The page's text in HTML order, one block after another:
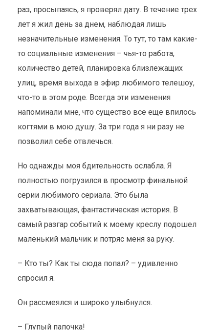
раз, просыпаясь, я проверял дату. В течение трех
лет я жил день за днем, наблюдая лишь
незначительные изменения. То тут, то там какие-
то социальные изменения – чья-то работа,
количество детей, планировка близлежащих
улиц, время выхода в эфир любимого телешоу,
что-то в этом роде. Всегда эти изменения
напоминали мне, что существо все еще впилось
когтями в мою душу. За три года я ни разу не
позволил себе отвлечься.
Но однажды моя бдительность ослабла. Я
полностью погрузился в просмотр финальной
серии любимого сериала. Это была
захватывающая, фантастическая история. В
самый разгар событий к моему креслу подошел
маленький мальчик и потряс меня за руку.
– Кто ты? Как ты сюда попал? – удивленно
спросил я.
Он рассмеялся и широко улыбнулся.
– Глупый папочка!